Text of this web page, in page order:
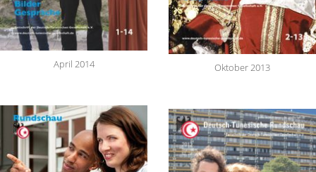
April 2014 Oktober 2013